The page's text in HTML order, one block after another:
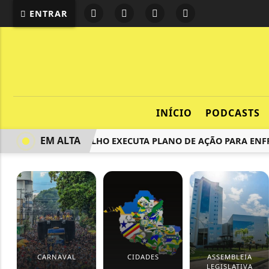
ENTRAR
INÍCIO PODCASTS
PORTO VELHO EXECUTA PLANO DE AÇÃO PARA
EM ALTA
CARNAVAL CIDADES
ASSEMBLEIA
LEGISLATIVA